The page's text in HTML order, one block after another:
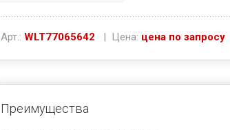
Арт.: WLT77065642 | Цена: цена по запросу
Преимущества